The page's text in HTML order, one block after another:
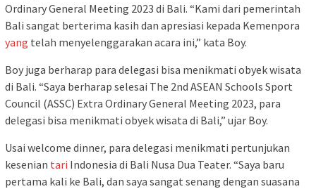
Ordinary General Meeting 2023 di Bali. “Kami dari pemerintah
Bali sangat berterima kasih dan apresiasi kepada Kemenpora
yang telah menyelenggarakan acara ini,” kata Boy.
Boy juga berharap para delegasi bisa menikmati obyek wisata
di Bali. “Saya berharap selesai The 2nd ASEAN Schools Sport
Council (ASSC) Extra Ordinary General Meeting 2023, para
delegasi bisa menikmati obyek wisata di Bali,” ujar Boy.
Usai welcome dinner, para delegasi menikmati pertunjukan
kesenian tari Indonesia di Bali Nusa Dua Teater. “Saya baru
pertama kali ke Bali, dan saya sangat senang dengan suasana